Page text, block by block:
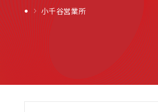
小千谷営業所